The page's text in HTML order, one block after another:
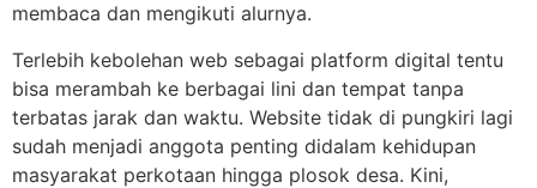
membaca dan mengikuti alurnya.
Terlebih kebolehan web sebagai platform digital tentu
bisa merambah ke berbagai lini dan tempat tanpa
terbatas jarak dan waktu. Website tidak di pungkiri lagi
sudah menjadi anggota penting didalam kehidupan
masyarakat perkotaan hingga plosok desa. Kini,